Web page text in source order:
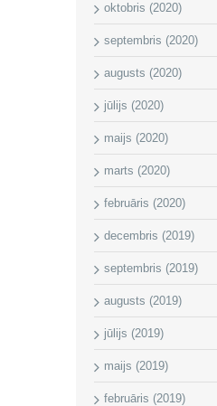
oktobris (2020)
septembris (2020)
augusts (2020)
jūlijs (2020)
maijs (2020)
marts (2020)
februāris (2020)
decembris (2019)
septembris (2019)
augusts (2019)
jūlijs (2019)
maijs (2019)
februāris (2019)